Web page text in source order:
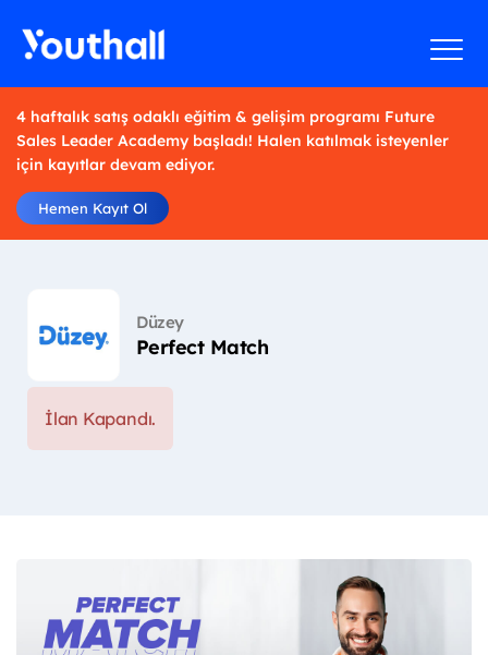
4 haftalık satış odaklı eğitim & gelişim programı Future
Sales Leader Academy başladı! Halen katılmak isteyenler
için kayıtlar devam ediyor.
Hemen Kayıt Ol
Düzey
Perfect Match
İlan Kapandı.